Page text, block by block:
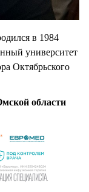
в 1984
университет
Октябрьского
области